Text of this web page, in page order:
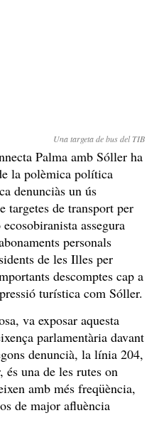
Una targeta de bus del TIB
Palma amb Sóller ha
la polèmica política
denunciàs un ús
targetes de transport per
assegura
personals
de les Illes per
descomptes cap a
turística com Sóller.
va exposar aquesta
parlamentària davant
denuncià, la línia 204,
una de les rutes on
amb més freqüència,
de major afluència